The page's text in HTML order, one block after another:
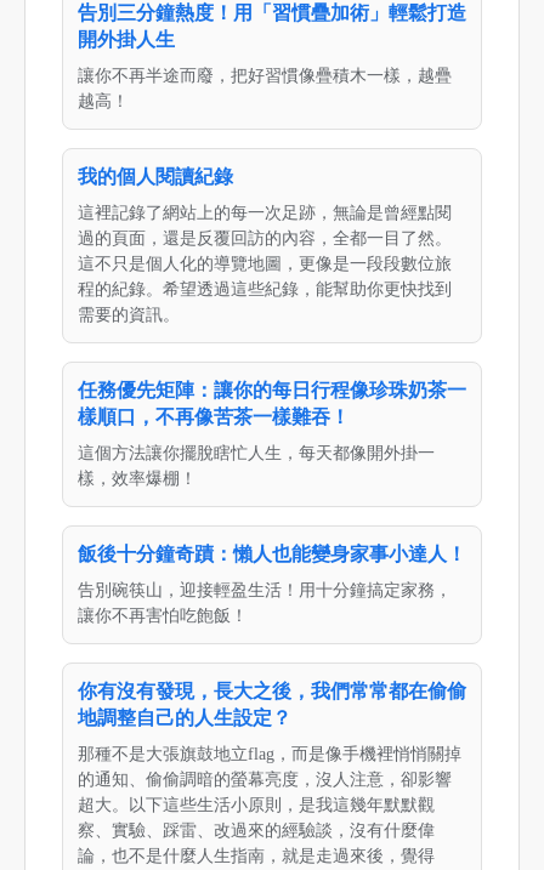
告別三分鐘熱度！用「習慣疊加術」輕鬆打造
開外掛人生
讓你不再半途而廢，把好習慣像疊積木一樣，越疊
越高！
我的個人閱讀紀錄
這裡記錄了網站上的每一次足跡，無論是曾經點閱
過的頁面，還是反覆回訪的內容，全都一目了然。
這不只是個人化的導覽地圖，更像是一段段數位旅
程的紀錄。希望透過這些紀錄，能幫助你更快找到
需要的資訊。
任務優先矩陣：讓你的每日行程像珍珠奶茶一
樣順口，不再像苦茶一樣難吞！
這個方法讓你擺脫瞎忙人生，每天都像開外掛一
樣，效率爆棚！
飯後十分鐘奇蹟：懶人也能變身家事小達人！
告別碗筷山，迎接輕盈生活！用十分鐘搞定家務，
讓你不再害怕吃飽飯！
你有沒有發現，長大之後，我們常常都在偷偷
地調整自己的人生設定？
那種不是大張旗鼓地立flag，而是像手機裡悄悄關掉
的通知、偷偷調暗的螢幕亮度，沒人注意，卻影響
超大。以下這些生活小原則，是我這幾年默默觀
察、實驗、踩雷、改過來的經驗談，沒有什麼偉
論，也不是什麼人生指南，就是走過來後，覺得